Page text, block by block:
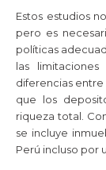
Estos estudios
pero es
políticas
las
diferencias
que los
riqueza total.
se incluye
Perú incluso por